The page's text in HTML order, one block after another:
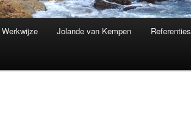
Werkwijze Jolande van Kempen Referenties